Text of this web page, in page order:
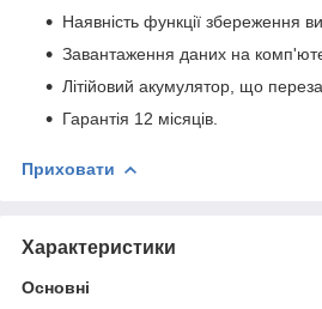
Наявність функції збереження
Завантаження даних на
Літійовий акумулятор, що
Гарантія 12 місяців.
Приховати
Характеристики
Основні